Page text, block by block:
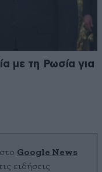
με τη Ρωσία για
στο Google News
ειδήσεις